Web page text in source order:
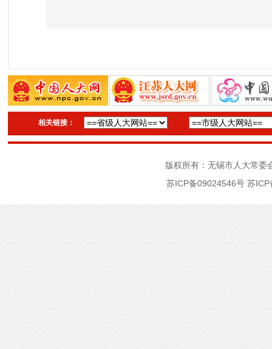
相关链接：
版权所有：无锡市人大常
苏ICP备09024546号 苏ICP